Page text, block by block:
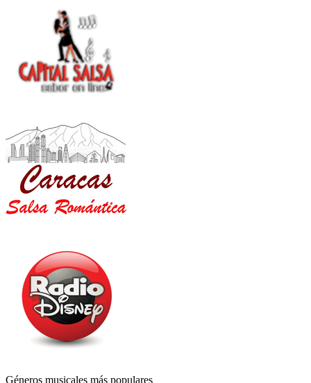
Géneros musicales más populares